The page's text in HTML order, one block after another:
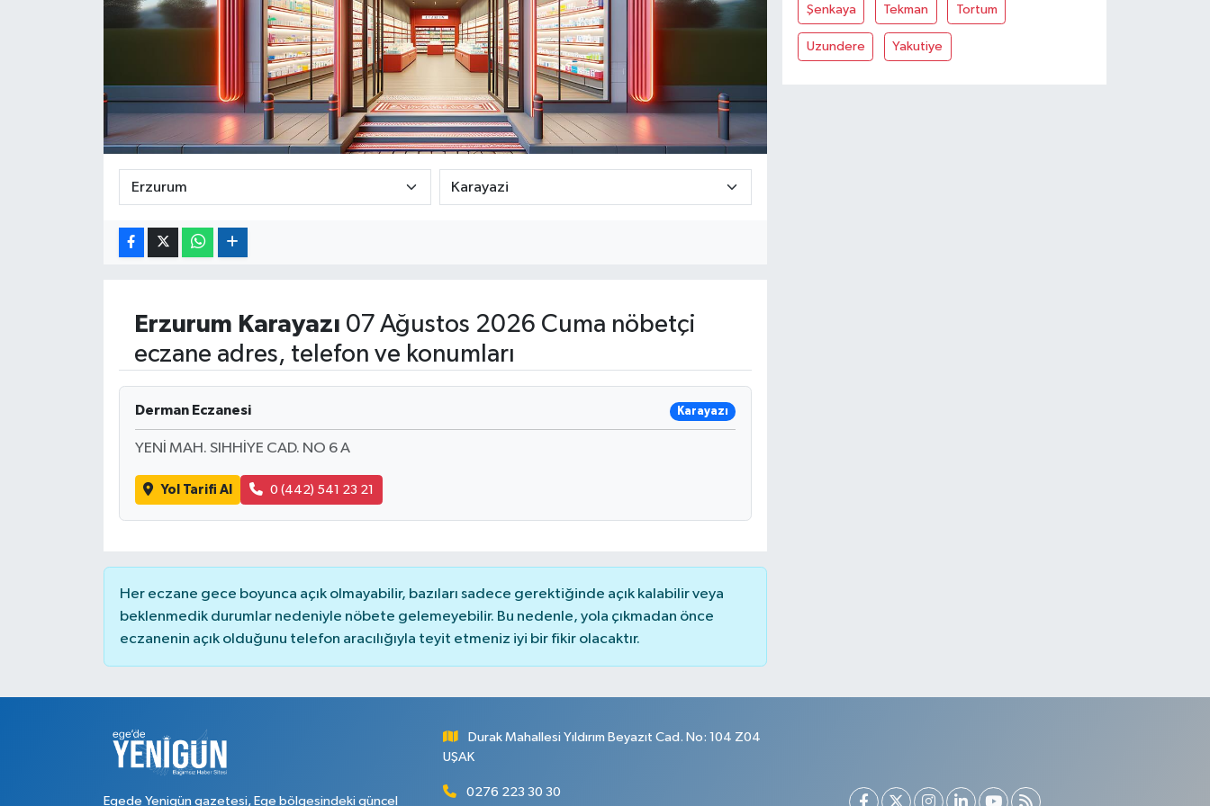
Erzurum Karayazı 07 Ağustos 2026 Cuma nöbetçi
eczane adres, telefon ve konumları
Derman Eczanesi Karayazı
YENİ MAH. SIHHİYE CAD. NO 6 A
Yol Tarifi Al 0 (442) 541 23 21
Her eczane gece boyunca açık olmayabilir, bazıları sadece gerektiğinde açık kalabilir veya
beklenmedik durumlar nedeniyle nöbete gelemeyebilir. Bu nedenle, yola çıkmadan önce
eczanenin açık olduğunu telefon aracılığıyla teyit etmeniz iyi bir fikir olacaktır.
Şenkaya Tekman Tortum
Uzundere Yakutiye
Egede Yenigün gazetesi, Ege bölgesindeki güncel
Durak Mahallesi Yıldırım Beyazıt Cad. No: 104 Z04
UŞAK
0276 223 30 30